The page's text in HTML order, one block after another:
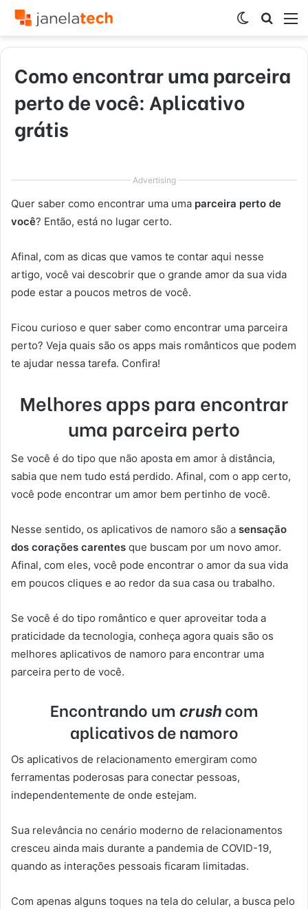
por
Switch
skin
Como encontrar uma parceira
perto de você: Aplicativo
grátis
Advertising
Quer saber como encontrar uma uma parceira perto de
você? Então, está no lugar certo.
Afinal, com as dicas que vamos te contar aqui nesse
artigo, você vai descobrir que o grande amor da sua vida
pode estar a poucos metros de você.
Ficou curioso e quer saber como encontrar uma parceira
perto? Veja quais são os apps mais românticos que podem
te ajudar nessa tarefa. Confira!
Melhores apps para encontrar
uma parceira perto
Se você é do tipo que não aposta em amor à distância,
sabia que nem tudo está perdido. Afinal, com o app certo,
você pode encontrar um amor bem pertinho de você.
Nesse sentido, os aplicativos de namoro são a sensação
dos corações carentes que buscam por um novo amor.
Afinal, com eles, você pode encontrar o amor da sua vida
em poucos cliques e ao redor da sua casa ou trabalho.
Se você é do tipo romântico e quer aproveitar toda a
praticidade da tecnologia, conheça agora quais são os
melhores aplicativos de namoro para encontrar uma
parceira perto de você.
Encontrando umcrushcom
aplicativos de namoro
Os aplicativos de relacionamento emergiram como
ferramentas poderosas para conectar pessoas,
independentemente de onde estejam.
Sua relevância no cenário moderno de relacionamentos
cresceu ainda mais durante a pandemia de COVID-19,
quando as interações pessoais ficaram limitadas.
Com apenas alguns toques na tela do celular, a busca pelo